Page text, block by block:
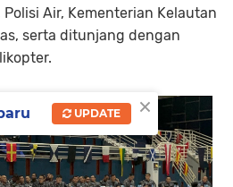
Polisi Air, Kementerian Kelautan
serta ditunjang dengan
×
UPDATE